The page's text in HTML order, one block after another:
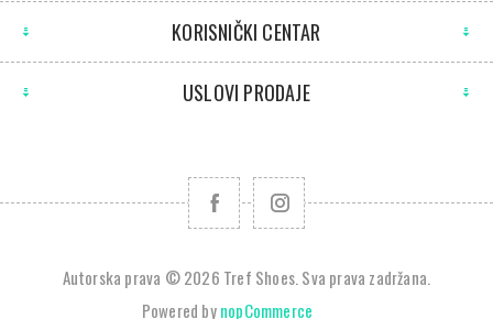
KORISNIČKI CENTAR
USLOVI PRODAJE
Autorska prava © 2026 Tref Shoes. Sva prava zadržana.
Powered bynopCommerce